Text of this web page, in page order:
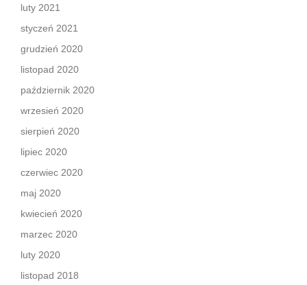
luty 2021
styczeń 2021
grudzień 2020
listopad 2020
październik 2020
wrzesień 2020
sierpień 2020
lipiec 2020
czerwiec 2020
maj 2020
kwiecień 2020
marzec 2020
luty 2020
listopad 2018